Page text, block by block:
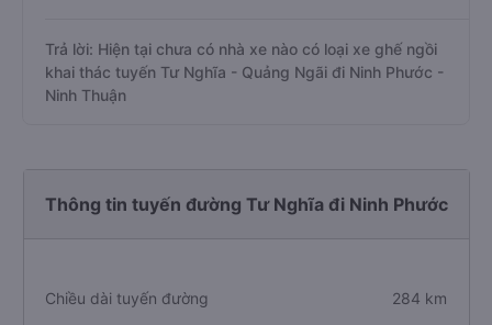
Trả lời: Hiện tại chưa có nhà xe nào có loại xe ghế ngồi
khai thác tuyến Tư Nghĩa - Quảng Ngãi đi Ninh Phước -
Ninh Thuận
Thông tin tuyến đường Tư Nghĩa đi Ninh Phước
Chiều dài tuyến đường 284 km